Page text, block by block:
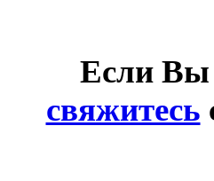
Если Вы
свяжитесь